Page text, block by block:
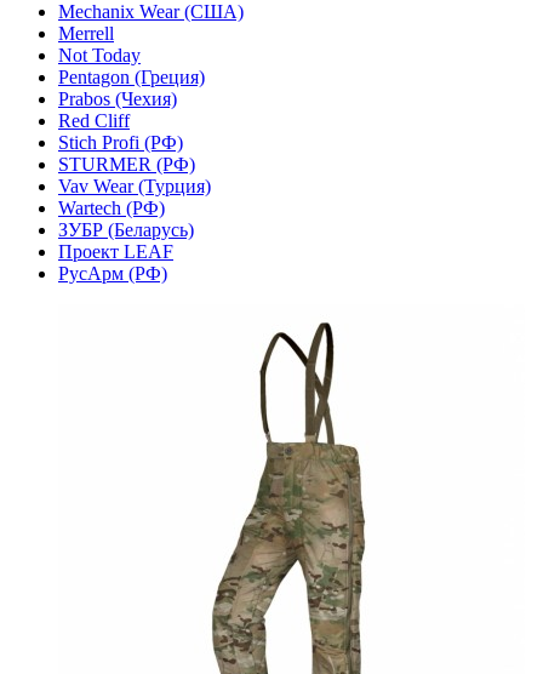
Mechanix Wear (США)
Merrell
Not Today
Pentagon (Греция)
Prabos (Чехия)
Red Cliff
Stich Profi (РФ)
STURMER (РФ)
Vav Wear (Турция)
Wartech (РФ)
ЗУБР (Беларусь)
Проект LEAF
РусАрм (РФ)